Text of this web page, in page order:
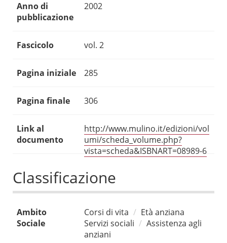
Anno di
pubblicazione
2002
Fascicolo vol. 2
Pagina iniziale 285
Pagina finale 306
Link al
documento
http://www.mulino.it/edizioni/vol
umi/scheda_volume.php?
vista=scheda&ISBNART=08989-6
Classificazione
Ambito
Sociale
Corsi di vita
Età anziana
Servizi sociali
Assistenza agli
anziani